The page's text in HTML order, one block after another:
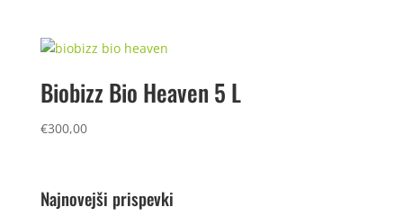
Biobizz Bio Heaven 5 L
€300,00
Najnovejši prispevki